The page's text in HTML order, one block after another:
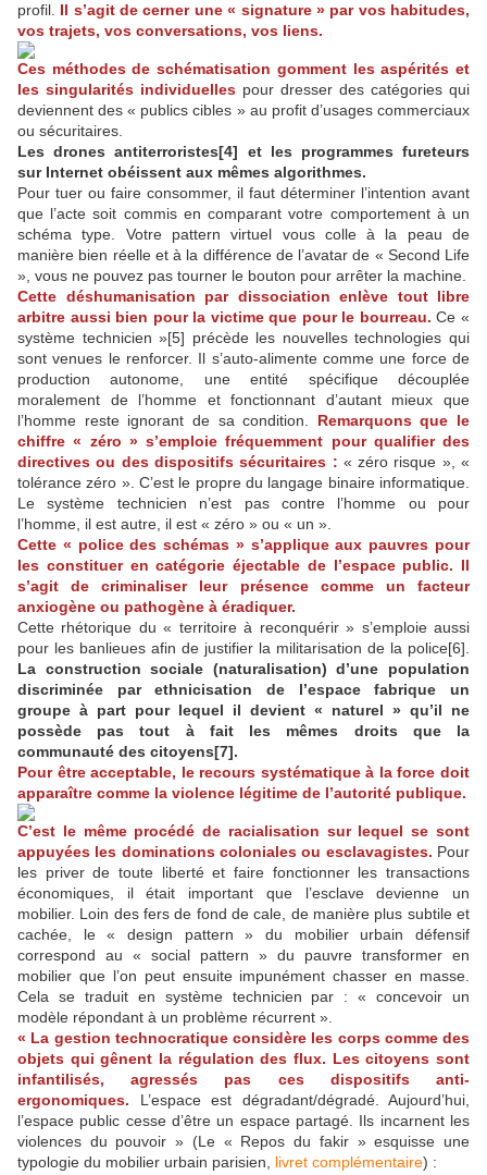
profil. Il s’agit de cerner une « signature » par vos habitudes,
vos trajets, vos conversations, vos liens.
Ces méthodes de schématisation gomment les aspérités et
les singularités individuelles pour dresser des catégories qui
deviennent des « publics cibles » au profit d’usages commerciaux
ou sécuritaires.
Les drones antiterroristes[4] et les programmes fureteurs
sur Internet obéissent aux mêmes algorithmes.
Pour tuer ou faire consommer, il faut déterminer l’intention avant
que l’acte soit commis en comparant votre comportement à un
schéma type. Votre pattern virtuel vous colle à la peau de
manière bien réelle et à la différence de l’avatar de « Second Life
», vous ne pouvez pas tourner le bouton pour arrêter la machine.
Cette déshumanisation par dissociation enlève tout libre
arbitre aussi bien pour la victime que pour le bourreau. Ce «
système technicien »[5] précède les nouvelles technologies qui
sont venues le renforcer. Il s’auto-alimente comme une force de
production autonome, une entité spécifique découplée
moralement de l’homme et fonctionnant d’autant mieux que
l’homme reste ignorant de sa condition. Remarquons que le
chiffre « zéro » s’emploie fréquemment pour qualifier des
directives ou des dispositifs sécuritaires : « zéro risque », «
tolérance zéro ». C’est le propre du langage binaire informatique.
Le système technicien n’est pas contre l’homme ou pour
l’homme, il est autre, il est « zéro » ou « un ».
Cette « police des schémas » s’applique aux pauvres pour
les constituer en catégorie éjectable de l’espace public. Il
s’agit de criminaliser leur présence comme un facteur
anxiogène ou pathogène à éradiquer.
Cette rhétorique du « territoire à reconquérir » s’emploie aussi
pour les banlieues afin de justifier la militarisation de la police[6].
La construction sociale (naturalisation) d’une population
discriminée par ethnicisation de l’espace fabrique un
groupe à part pour lequel il devient « naturel » qu’il ne
possède pas tout à fait les mêmes droits que la
communauté des citoyens[7].
Pour être acceptable, le recours systématique à la force doit
apparaître comme la violence légitime de l’autorité publique.
C’est le même procédé de racialisation sur lequel se sont
appuyées les dominations coloniales ou esclavagistes. Pour
les priver de toute liberté et faire fonctionner les transactions
économiques, il était important que l’esclave devienne un
mobilier. Loin des fers de fond de cale, de manière plus subtile et
cachée, le « design pattern » du mobilier urbain défensif
correspond au « social pattern » du pauvre transformer en
mobilier que l’on peut ensuite impunément chasser en masse.
Cela se traduit en système technicien par : « concevoir un
modèle répondant à un problème récurrent ».
« La gestion technocratique considère les corps comme des
objets qui gênent la régulation des flux. Les citoyens sont
infantilisés, agressés pas ces dispositifs anti-
ergonomiques. L’espace est dégradant/dégradé. Aujourd’hui,
l’espace public cesse d’être un espace partagé. Ils incarnent les
violences du pouvoir » (Le « Repos du fakir » esquisse une
typologie du mobilier urbain parisien, livret complémentaire) :